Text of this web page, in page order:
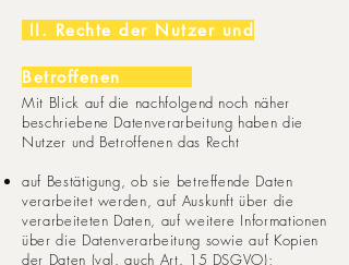
II. Rechte der Nutzer und
Betroffenen
Mit Blick auf die nachfolgend noch näher
beschriebene Datenverarbeitung haben die
Nutzer und Betroffenen das Recht
auf Bestätigung, ob sie betreffende Daten
verarbeitet werden, auf Auskunft über die
verarbeiteten Daten, auf weitere Informationen
über die Datenverarbeitung sowie auf Kopien
der Daten (vgl. auch Art. 15 DSGVO);